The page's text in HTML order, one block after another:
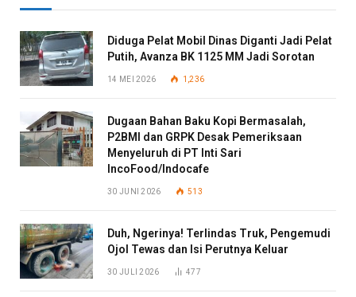
Diduga Pelat Mobil Dinas Diganti Jadi Pelat
Putih, Avanza BK 1125 MM Jadi Sorotan
14 MEI 2026 1,236
Dugaan Bahan Baku Kopi Bermasalah,
P2BMI dan GRPK Desak Pemeriksaan
Menyeluruh di PT Inti Sari
IncoFood/Indocafe
30 JUNI 2026 513
Duh, Ngerinya! Terlindas Truk, Pengemudi
Ojol Tewas dan Isi Perutnya Keluar
30 JULI 2026 477